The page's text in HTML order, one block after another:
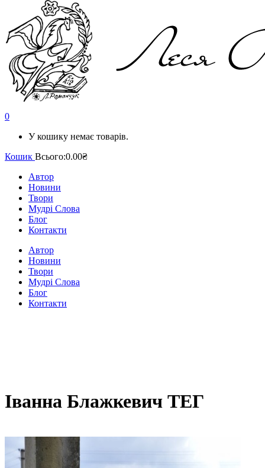
0
У кошику немає товарів.
Кошик Всього:0.00₴
Автор
Новини
Твори
Мудрі Слова
Блог
Контакти
Автор
Новини
Твори
Мудрі Слова
Блог
Контакти
Іванна Блажкевич ТЕГ